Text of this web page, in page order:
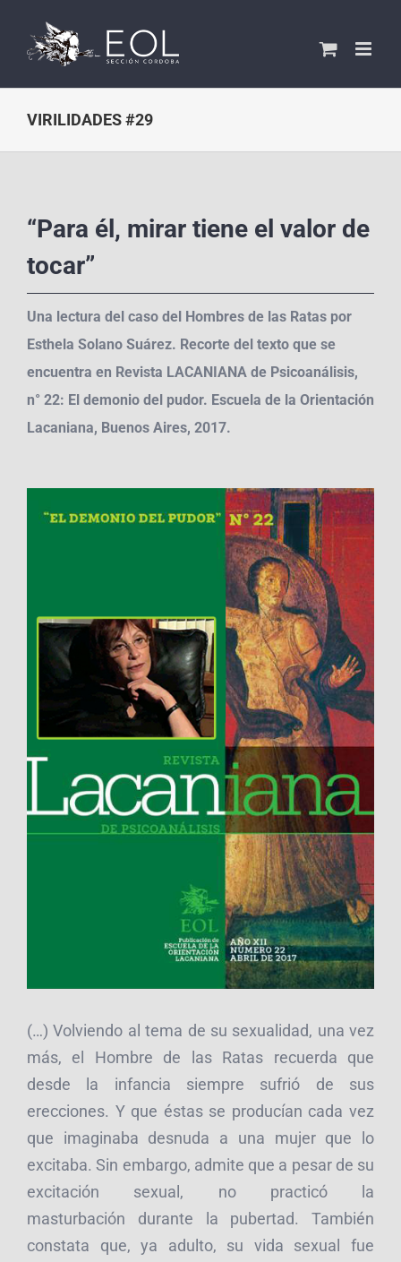
contenido
VIRILIDADES #29
“Para él, mirar tiene el valor de
tocar”
Una lectura del caso del Hombres de las Ratas por
Esthela Solano Suárez. Recorte del texto que se
encuentra en Revista LACANIANA de Psicoanálisis,
n° 22: El demonio del pudor. Escuela de la Orientación
Lacaniana, Buenos Aires, 2017.
(…) Volviendo al tema de su sexualidad, una vez
más, el Hombre de las Ratas recuerda que
desde la infancia siempre sufrió de sus
erecciones. Y que éstas se producían cada vez
que imaginaba desnuda a una mujer que lo
excitaba. Sin embargo, admite que a pesar de su
excitación sexual, no practicó la
masturbación durante la pubertad. También
constata que, ya adulto, su vida sexual fue